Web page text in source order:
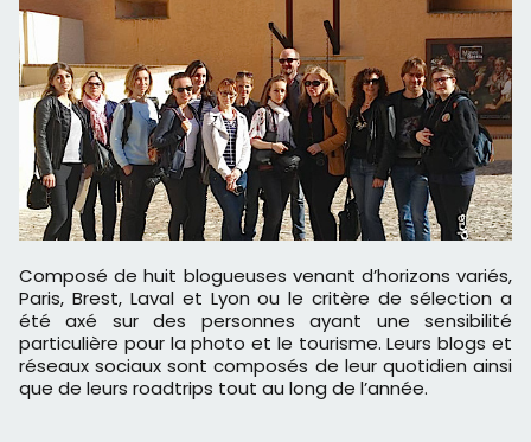
Composé de huit blogueuses venant d’horizons variés,
Paris, Brest, Laval et Lyon ou le critère de sélection a
été axé sur des personnes ayant une sensibilité
particulière pour la photo et le tourisme. Leurs blogs et
réseaux sociaux sont composés de leur quotidien ainsi
que de leurs roadtrips tout au long de l’année.